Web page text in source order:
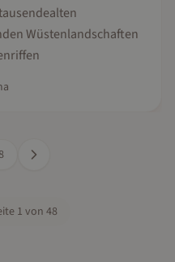
Wüstenlandschaften
1 von 48